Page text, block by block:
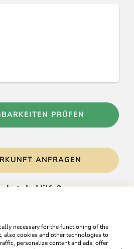
PRÜFEN
ANFRAGEN
du Hilfe?
necessary for the functioning of the
also cookies and other technologies to
personalize content and ads, offer